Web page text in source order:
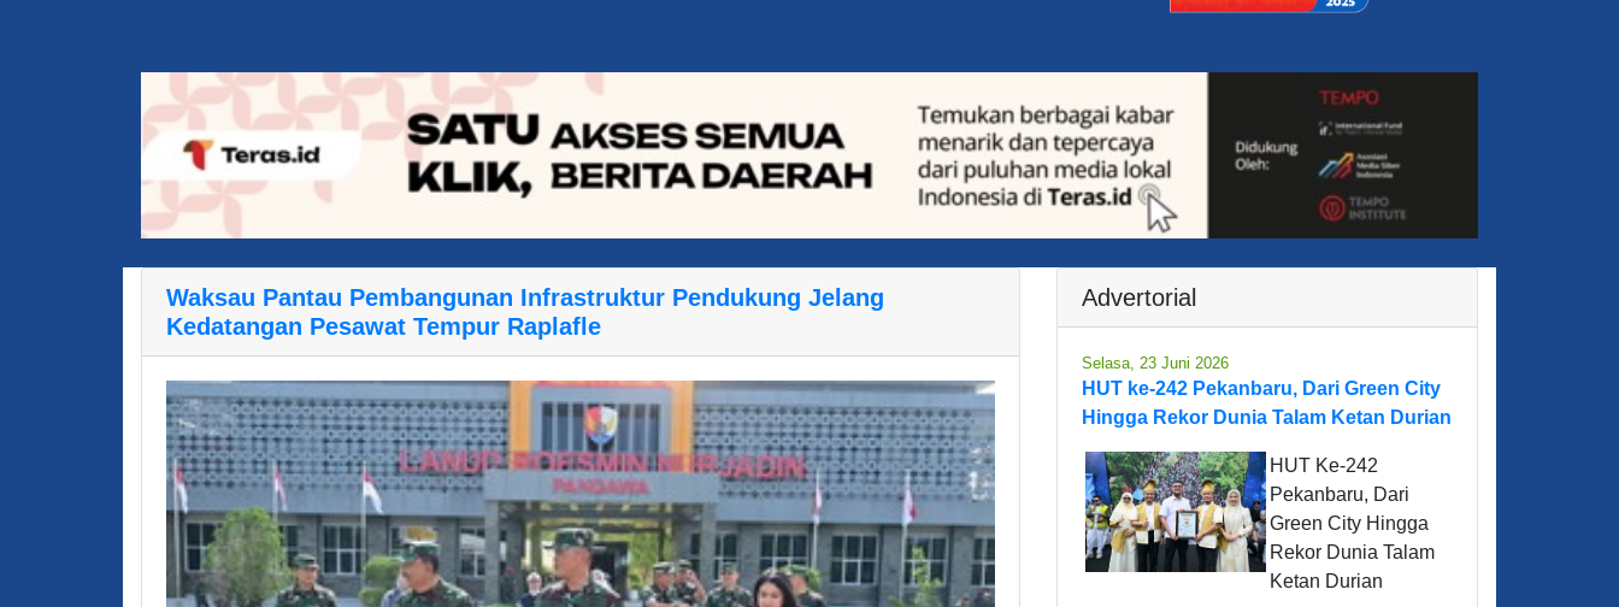
Waksau Pantau Pembangunan Infrastruktur Pendukung Jelang
Kedatangan Pesawat Tempur Raplafle
Advertorial
Selasa, 23 Juni 2026
HUT ke-242 Pekanbaru, Dari Green City
Hingga Rekor Dunia Talam Ketan Durian
HUT Ke-242
Pekanbaru, Dari
Green City Hingga
Rekor Dunia Talam
Ketan Durian